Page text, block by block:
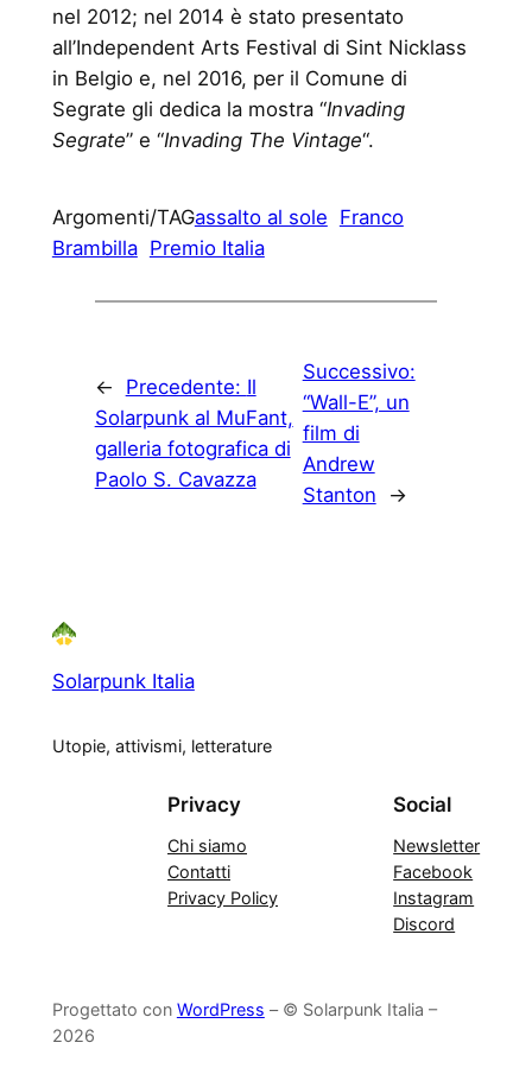
nel 2012; nel 2014 è stato presentato
all’Independent Arts Festival di Sint Nicklass
in Belgio e, nel 2016, per il Comune di
Segrate gli dedica la mostra “Invading
Segrate” e “Invading The Vintage“.
Argomenti/TAGassalto al sole Franco
Brambilla Premio Italia
← Precedente: Il
Solarpunk al MuFant,
galleria fotografica di
Paolo S. Cavazza
Successivo:
“Wall-E”, un
film di
Andrew
Stanton
→
Solarpunk Italia
Utopie, attivismi, letterature
Privacy
Chi siamo
Contatti
Privacy Policy
Social
Newsletter
Facebook
Instagram
Discord
Progettato con WordPress – © Solarpunk Italia –
2026